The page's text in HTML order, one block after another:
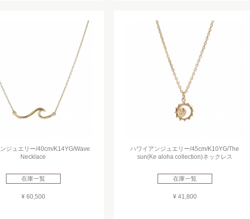
ジュエリー/40cm/K14YG/Wave
Necklace
在庫一覧
¥ 60,500
ハワイアンジュエリー/45cm/K10YG/The
sun(Ke aloha collection)ネックレス
在庫一覧
¥ 41,800